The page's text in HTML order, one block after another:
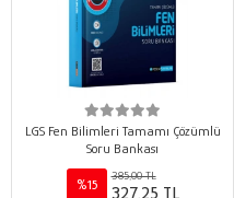
LGS Fen Bilimleri Tamamı Çözümlü
Soru Bankası
%15
385,00 TL
327,25 TL